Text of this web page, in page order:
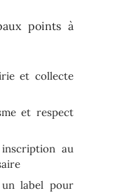
points à
et collecte
et respect
au
label pour